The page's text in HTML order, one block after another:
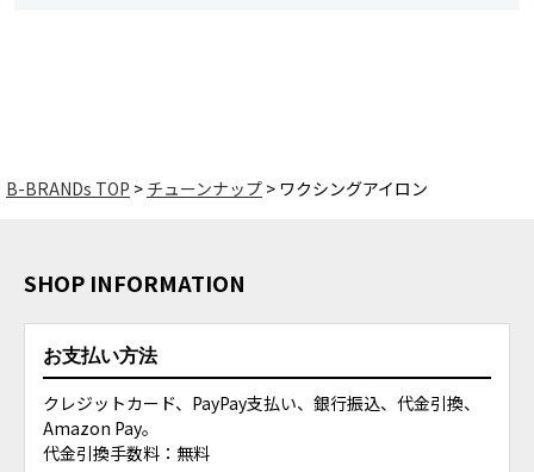
B-BRANDs TOP チューンナップ ワクシングアイロン
SHOP INFORMATION
お支払い方法
クレジットカード、PayPay支払い、銀行振込、代金引換、
Amazon Pay。
代金引換手数料：無料